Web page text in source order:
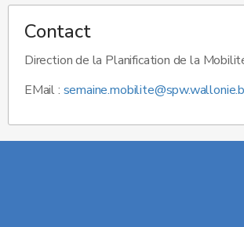
Contact
Direction de la Planification de la
EMail :